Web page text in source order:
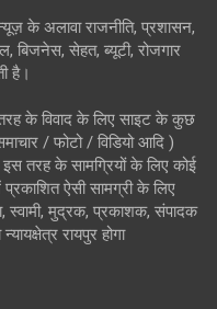
के अलावा राजनीति, प्रशासन,
बिजनेस, सेहत, ब्यूटी, रोजगार
है।
के विवाद के लिए साइट के कुछ
/ फोटो / विडियो आदि )
तरह के सामग्रियों के लिए कोई
प्रकाशित ऐसी सामग्री के लिए
स्वामी, मुद्रक, प्रकाशक, संपादक
रायपुर होगा